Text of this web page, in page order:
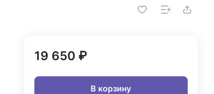
19 650 ₽
В корзину